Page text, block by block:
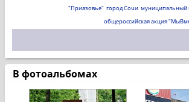
"Приазовье" город Сочи муниципальный
общероссийская акция
В фотоальбомах